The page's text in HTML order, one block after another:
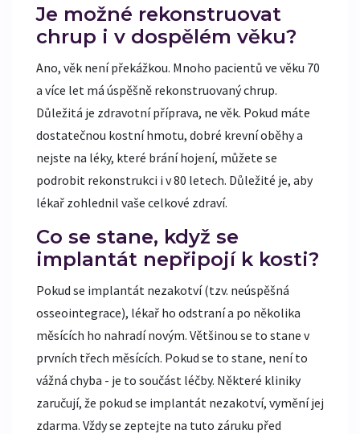
Je možné rekonstruovat
chrup i v dospělém věku?
Ano, věk není překážkou. Mnoho pacientů ve věku 70
a více let má úspěšně rekonstruovaný chrup.
Důležitá je zdravotní příprava, ne věk. Pokud máte
dostatečnou kostní hmotu, dobré krevní oběhy a
nejste na léky, které brání hojení, můžete se
podrobit rekonstrukci i v 80 letech. Důležité je, aby
lékař zohlednil vaše celkové zdraví.
Co se stane, když se
implantát nepřipojí k kosti?
Pokud se implantát nezakotví (tzv. neúspěšná
osseointegrace), lékař ho odstraní a po několika
měsících ho nahradí novým. Většinou se to stane v
prvních třech měsících. Pokud se to stane, není to
vážná chyba - je to součást léčby. Některé kliniky
zaručují, že pokud se implantát nezakotví, vymění jej
zdarma. Vždy se zeptejte na tuto záruku před